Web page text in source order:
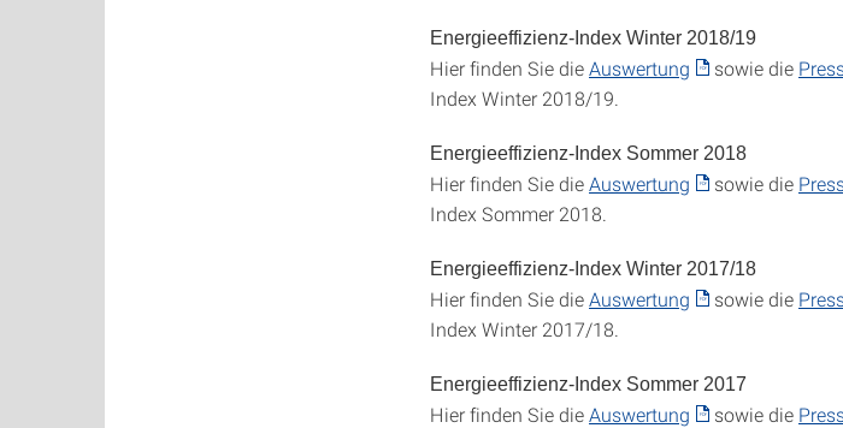
Energieeffizienz-Index Winter 2018/19
Hier finden Sie dieAuswertung sowie die
Index Winter 2018/19.
Energieeffizienz-Index Sommer 2018
Hier finden Sie dieAuswertung sowie die
Index Sommer 2018.
Energieeffizienz-Index Winter 2017/18
Hier finden Sie dieAuswertung sowie die
Index Winter 2017/18.
Energieeffizienz-Index Sommer 2017
Hier finden Sie dieAuswertung sowie die